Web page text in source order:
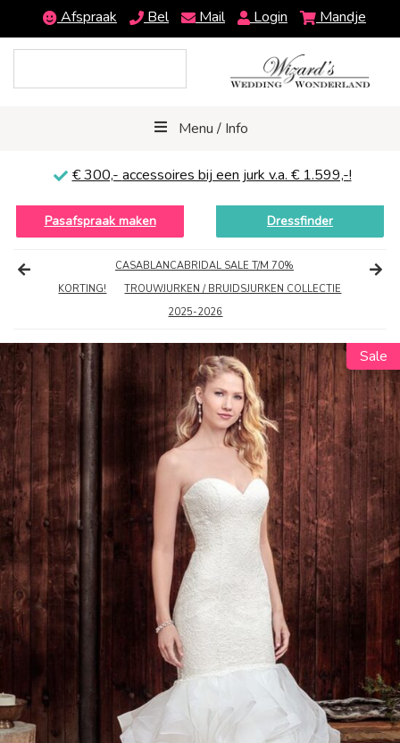
Afspraak Bel Mail Login Mandje
Menu / Info
€ 300,- accessoires bij een jurk v.a. € 1.599,-!
Pasafspraak maken Dressfinder
CASABLANCABRIDAL SALE T/M 70%
KORTING!
TROUWJURKEN / BRUIDSJURKEN COLLECTIE
2025-2026
Sale